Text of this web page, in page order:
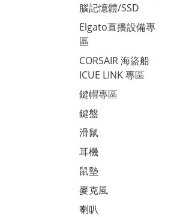
腦記憶體/SSD
Elgato直播設備專
區
CORSAIR 海盜船
ICUE LINK 專區
鍵帽專區
鍵盤
滑鼠
耳機
鼠墊
麥克風
喇叭